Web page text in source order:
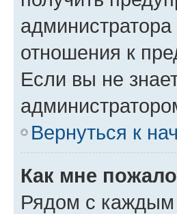
отношения к
Если вы не
Вернуться к
Как мне
Рядом с каждым